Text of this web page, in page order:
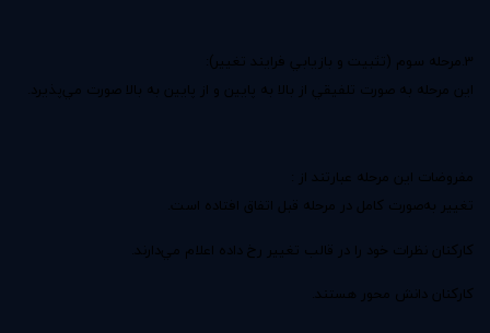
3.مرحله سوم (تثبيت و بازيابي فرايند تغيير):
اين مرحله به صورت تلفيقي از بالا به پايين و از پايين به بالا صورت مي‌پذيرد.
مفروضات اين مرحله عبارتند از :
تغيير به‌صورت كامل در مرحله قبل اتفاق افتاده است.
كاركنان نظرات خود را در قالب تغيير رخ داده اعلام مي‌دارند.
كاركنان دانش محور هستند.